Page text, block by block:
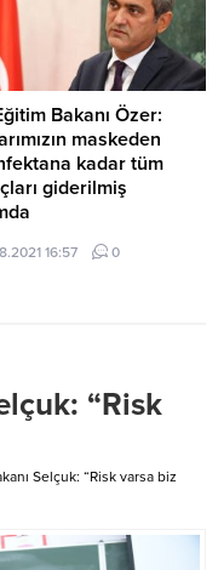
Bakanı Özer:
maskeden
kadar tüm
giderilmiş
Yavuz Selim Köşger’i
Milli Eğitim Bakanı
için 81 ilde ve ilçelerde
Türkiye’nin tüm
16:57 0
“Risk
Selçuk: “Risk varsa biz